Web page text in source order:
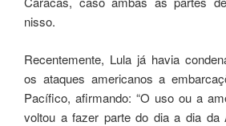
nisso.
Recentemente, Lula já havia
os ataques americanos a
Pacífico, afirmando: “O uso ou a
voltou a fazer parte do dia a dia da